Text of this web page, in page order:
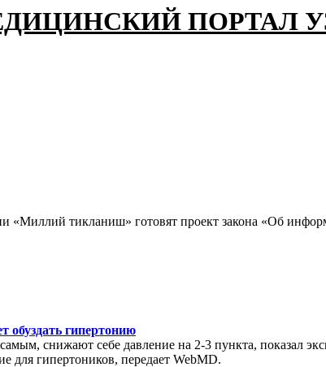
ПОРТАЛ
«Миллий тикланиш» готовят проект закона «Об
обуздать гипертонию
снижают себе давление на 2-3 пункта, показал
для гипертоников, передает WebMD.